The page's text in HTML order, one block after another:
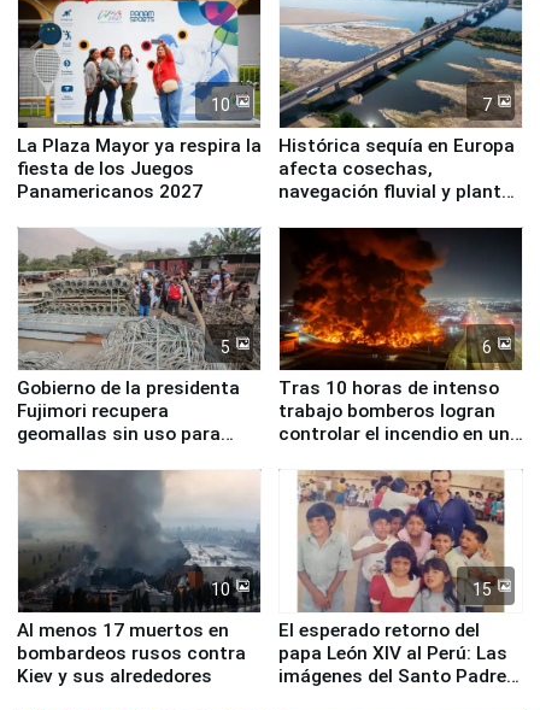
10
La Plaza Mayor ya respira la
fiesta de los Juegos
Panamericanos 2027
7
Histórica sequía en Europa
afecta cosechas,
navegación fluvial y plantas
5
Gobierno de la presidenta
Fujimori recupera
geomallas sin uso para
Fenómeno El Niño
6
Tras 10 horas de intenso
trabajo bomberos logran
controlar el incendio en una
de Chile
10
Al menos 17 muertos en
bombardeos rusos contra
Kiev y sus alrededores
15
El esperado retorno del
papa León XIV al Perú: Las
imágenes del Santo Padre